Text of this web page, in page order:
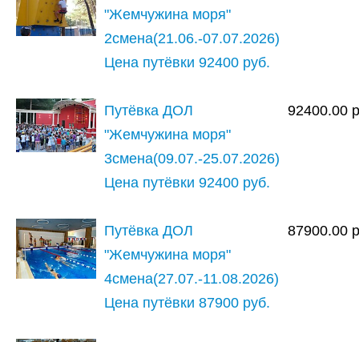
"Жемчужина моря"
2смена(21.06.-07.07.2026)
Цена путёвки 92400 руб.
Путёвка ДОЛ
"Жемчужина моря"
3смена(09.07.-25.07.2026)
Цена путёвки 92400 руб.
92400.00
Путёвка ДОЛ
"Жемчужина моря"
4смена(27.07.-11.08.2026)
Цена путёвки 87900 руб.
87900.00